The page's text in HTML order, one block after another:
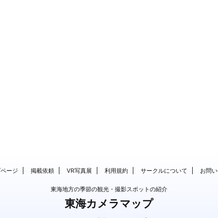
ージ 掲載依頼 VR写真展 利用規約 サークルについて お問
東海地方の季節の観光・撮影スポットの紹介
東海カメラマップ